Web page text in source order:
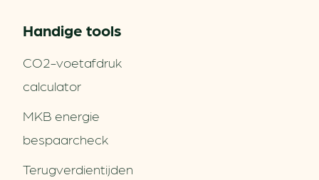
Handige tools
CO2-voetafdruk
calculator
MKB energie
bespaarcheck
Terugverdien­tijden